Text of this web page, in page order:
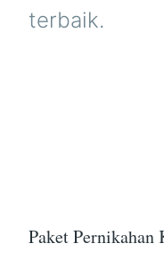
terbaik.
Paket Pernikahan